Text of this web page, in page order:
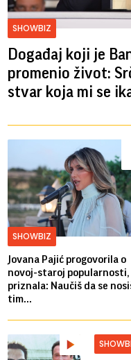
SHOWBIZ
Događaj koji je
promenio život:
stvar koja mi se
SHOWBIZ
Jovana Pajić progovorila o
novoj-staroj popularnosti,
priznala: Naučiš da se
tim...